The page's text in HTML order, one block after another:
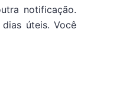
notificação.
úteis. Você